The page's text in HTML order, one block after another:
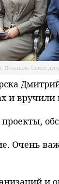
ТГ-канала Совета
Дмитрий
и
Очень